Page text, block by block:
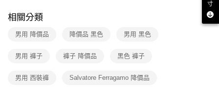
客戶支援中心」
【注意事項】
１．透過由恩沛科技股份有限公司提供之「AFTEE先享後付」服務完成之交
權轉讓予恩沛科技股份有限公司。
https://aftee.tw/terms/#terms3
３．未成年的使用者請事先徵得法定代理人或監護人之同意方可使用
免運費
相關分類
男用 降價品 降價品 黑色 男用 黑色
男用 褲子 褲子 降價品 黑色 褲子
男用 西裝褲 Salvatore Ferragamo 降價品
寸